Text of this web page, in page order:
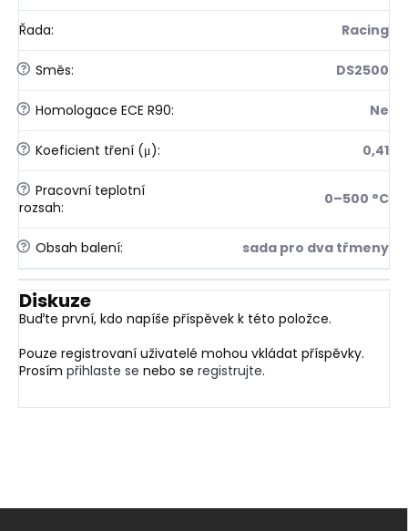
Řada: Racing
? Směs: DS2500
? Homologace ECE R90: Ne
? Koeficient tření (μ): 0,41
? Pracovní teplotní
rozsah: 0–500 °C
? Obsah balení: sada pro dva třmeny
Diskuze
Buďte první, kdo napíše příspěvek k této položce.
Pouze registrovaní uživatelé mohou vkládat příspěvky.
Prosím přihlaste se nebo se registrujte.
Z